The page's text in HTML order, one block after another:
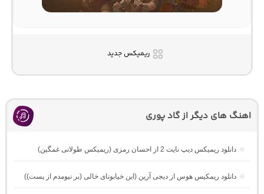
ریمیکس جدید
اهنگ های دیگر از گاد پوری
دانلود ریمیکس دیپ نایت 2 از احسان رمزی (ریمیکس طولانی غمگین)
دانلود ریمکیس هوس از دیجی آرین (این خیابونای خالی (بر نیومدم از پست))